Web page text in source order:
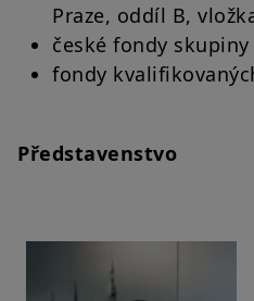
Praze, oddíl B,
české fondy
fondy
Představenstvo